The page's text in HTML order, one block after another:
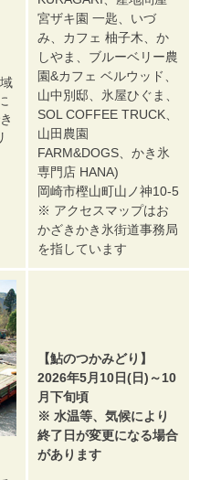
宮ザキ園 一匙、いづ
み、カフェ 柚子木、か
しやま、ブルーベリー農
園&カフェ ベルウッド、
山中別邸、氷屋ひぐま、
SOL COFFEE TRUCK、
山田農園
FARM&DOGS、かき氷
専門店 HANA)
岡崎市樫山町山ノ神10-5
※ アクセスマップはお
かざきかき氷街道事務局
を指しています
【鮎のつかみどり】
2026年5月10日(日)～10
月下旬頃
※ 水温等、気候により
終了日が変更になる場合
があります